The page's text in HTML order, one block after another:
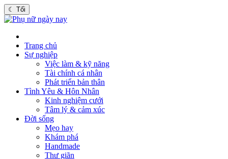
☾ Tối
Trang chủ
Sự nghiệp
Việc làm & kỹ năng
Tài chính cá nhân
Phát triển bản thân
Tình Yêu & Hôn Nhân
Kinh nghiệm cưới
Tâm lý & cảm xúc
Đời sống
Mẹo hay
Khám phá
Handmade
Thư giãn